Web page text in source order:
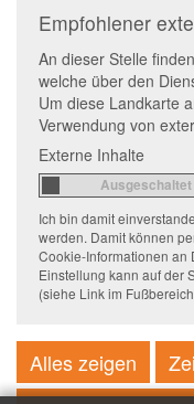
Empfohlener
An dieser Stelle
welche über den
Um diese Landkarte
Verwendung von
Externe Inhalte
Ich bin damit
werden. Damit können
Cookie-Informationen an
Einstellung kann auf der
(siehe Link im
Alles zeigen